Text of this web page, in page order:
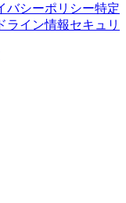
バシーポリシー特定
ライン情報セキュリ